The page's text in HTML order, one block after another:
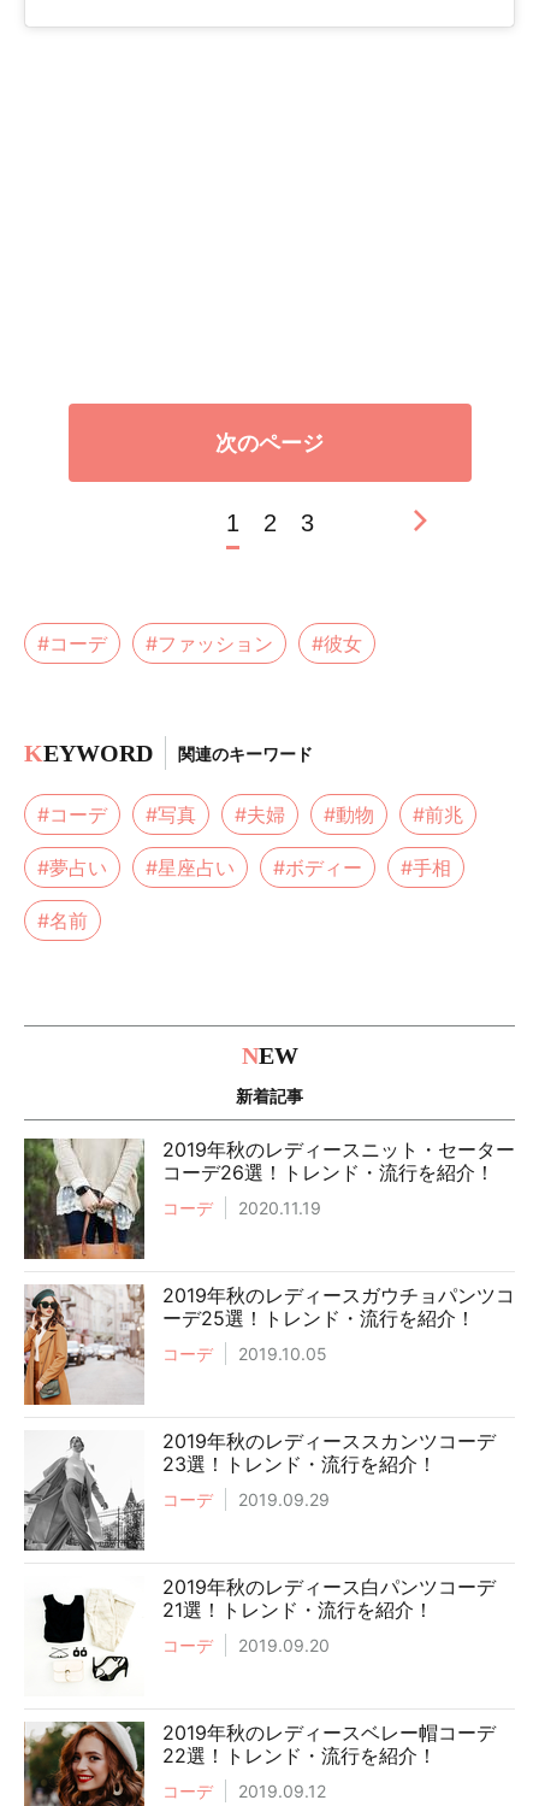
次のページ
1 2 3
#コーデ #ファッション #彼女
KEYWORD 関連のキーワード
#コーデ #写真 #夫婦 #動物 #前兆
#夢占い #星座占い #ボディー #手相
#名前
NEW
新着記事
2019年秋のレディースニット・セーター
コーデ26選！トレンド・流行を紹介！
コーデ 2020.11.19
2019年秋のレディースガウチョパンツコ
ーデ25選！トレンド・流行を紹介！
コーデ 2019.10.05
2019年秋のレディーススカンツコーデ
23選！トレンド・流行を紹介！
コーデ 2019.09.29
2019年秋のレディース白パンツコーデ
21選！トレンド・流行を紹介！
コーデ 2019.09.20
2019年秋のレディースベレー帽コーデ
22選！トレンド・流行を紹介！
コーデ 2019.09.12